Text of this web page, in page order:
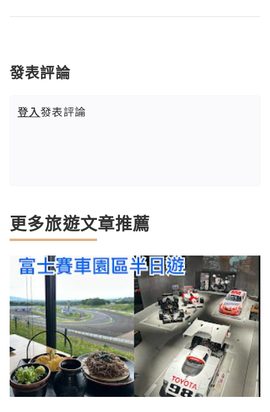
發表評論
登入發表評論
更多旅遊文章推薦